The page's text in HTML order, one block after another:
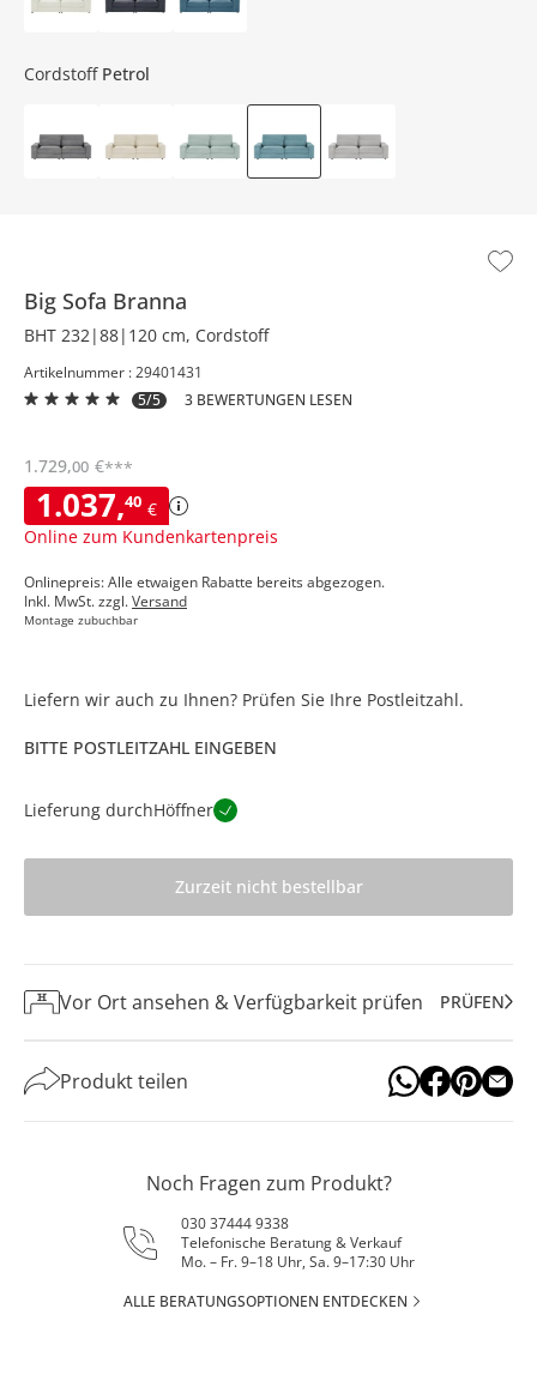
Big Sofa Branna
BHT 232|88|120 cm, Cordstoff
Artikelnummer : 29401431
5/5
3 BEWERTUNGEN LESEN
1.037,40 €
Online zum Kundenkartenpreis
1.729,00 €***
Onlinepreis: Alle etwaigen Rabatte bereits abgezogen.
Inkl. MwSt. zzgl.Versand
Montage zubuchbar
Cordstoff Petrol
Liefern wir auch zu Ihnen? Prüfen Sie Ihre Postleitzahl.
BITTE POSTLEITZAHL EINGEBEN
Lieferung durchHöffner
Zurzeit nicht bestellbar
Vor Ort ansehen & Verfügbarkeit prüfen PRÜFEN
Produkt teilen
Noch Fragen zum Produkt?
030 37444 9338
Telefonische Beratung & Verkauf
Mo. – Fr. 9–18 Uhr, Sa. 9–17:30 Uhr
ALLE BERATUNGSOPTIONEN ENTDECKEN